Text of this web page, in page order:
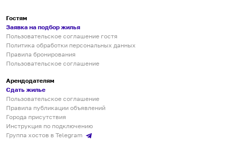
Гостям
Заявка на подбор жилья
Пользовательское соглашение гостя
Политика обработки персональных данных
Правила бронирования
Пользовательское соглашение
Арендодателям
Сдать жилье
Пользовательское соглашение
Правила публикации объявлений
Города присутствия
Инструкция по подключению
Группа хостов в Telegram